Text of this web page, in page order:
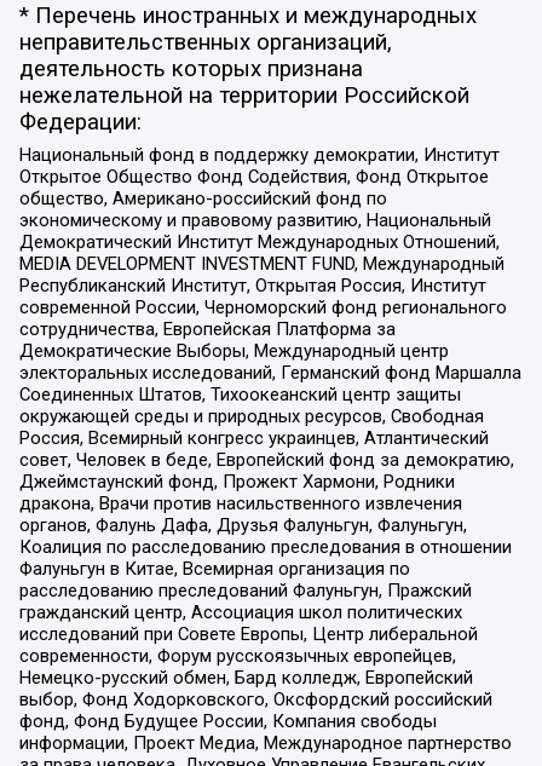
* Перечень иностранных и международных
неправительственных организаций,
деятельность которых признана
нежелательной на территории Российской
Федерации:
Национальный фонд в поддержку демократии, Институт
Открытое Общество Фонд Содействия, Фонд Открытое
общество, Американо-российский фонд по
экономическому и правовому развитию, Национальный
Демократический Институт Международных Отношений,
MEDIA DEVELOPMENT INVESTMENT FUND, Международный
Республиканский Институт, Открытая Россия, Институт
современной России, Черноморский фонд регионального
сотрудничества, Европейская Платформа за
Демократические Выборы, Международный центр
электоральных исследований, Германский фонд Маршалла
Соединенных Штатов, Тихоокеанский центр защиты
окружающей среды и природных ресурсов, Свободная
Россия, Всемирный конгресс украинцев, Атлантический
совет, Человек в беде, Европейский фонд за демократию,
Джеймстаунский фонд, Прожект Хармони, Родники
дракона, Врачи против насильственного извлечения
органов, Фалунь Дафа, Друзья Фалуньгун, Фалуньгун,
Коалиция по расследованию преследования в отношении
Фалуньгун в Китае, Всемирная организация по
расследованию преследований Фалуньгун, Пражский
гражданский центр, Ассоциация школ политических
исследований при Совете Европы, Центр либеральной
современности, Форум русскоязычных европейцев,
Немецко-русский обмен, Бард колледж, Европейский
выбор, Фонд Ходорковского, Оксфордский российский
фонд, Фонд Будущее России, Компания свободы
информации, Проект Медиа, Международное партнерство